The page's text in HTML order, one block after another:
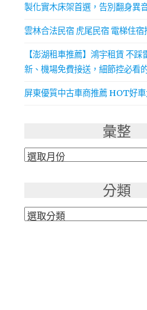
製化實木床架首選，告別翻身異
雲林合法民宿 虎尾民宿 電梯住宿
【澎湖租車推薦】鴻宇租賃 不
新、機場免費接送，細節控必看
屏東優質中古車商推薦 HOT好
彙整
彙
分類
分